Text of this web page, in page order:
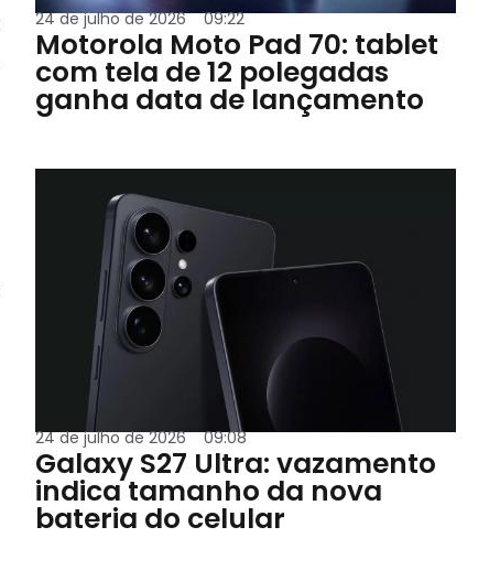
24 de julho de 2026 09:22
Motorola Moto Pad 70: tablet
com tela de 12 polegadas
ganha data de lançamento
24 de julho de 2026 09:08
Galaxy S27 Ultra: vazamento
indica tamanho da nova
bateria do celular